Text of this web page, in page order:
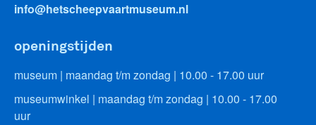
info@hetscheepvaartmuseum.nl
openingstijden
museum | maandag t/m zondag | 10.00 - 17.00 uur
museumwinkel | maandag t/m zondag | 10.00 - 17.00
uur